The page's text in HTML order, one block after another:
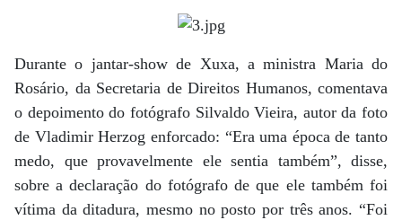
Durante o jantar-show de Xuxa, a ministra Maria do
Rosário, da Secretaria de Direitos Humanos, comentava
o depoimento do fotógrafo Silvaldo Vieira, autor da foto
de Vladimir Herzog enforcado: “Era uma época de tanto
medo, que provavelmente ele sentia também”, disse,
sobre a declaração do fotógrafo de que ele também foi
vítima da ditadura, mesmo no posto por três anos. “Foi